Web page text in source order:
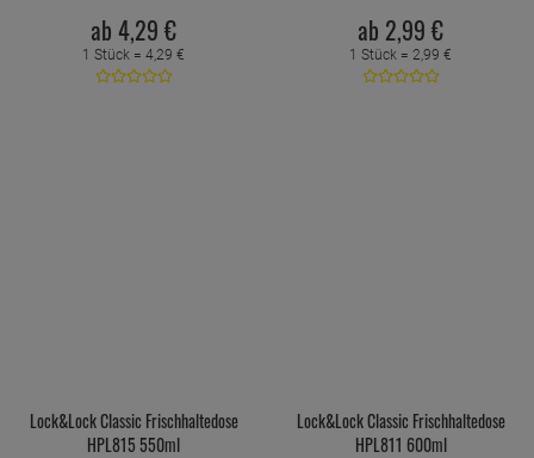
ab 4,29 €
1 Stück = 4,29 €
ab 2,99 €
1 Stück = 2,99 €
Lock&Lock Classic Frischhaltedose
HPL815 550ml
Lock&Lock Classic Frischhaltedose
HPL811 600ml